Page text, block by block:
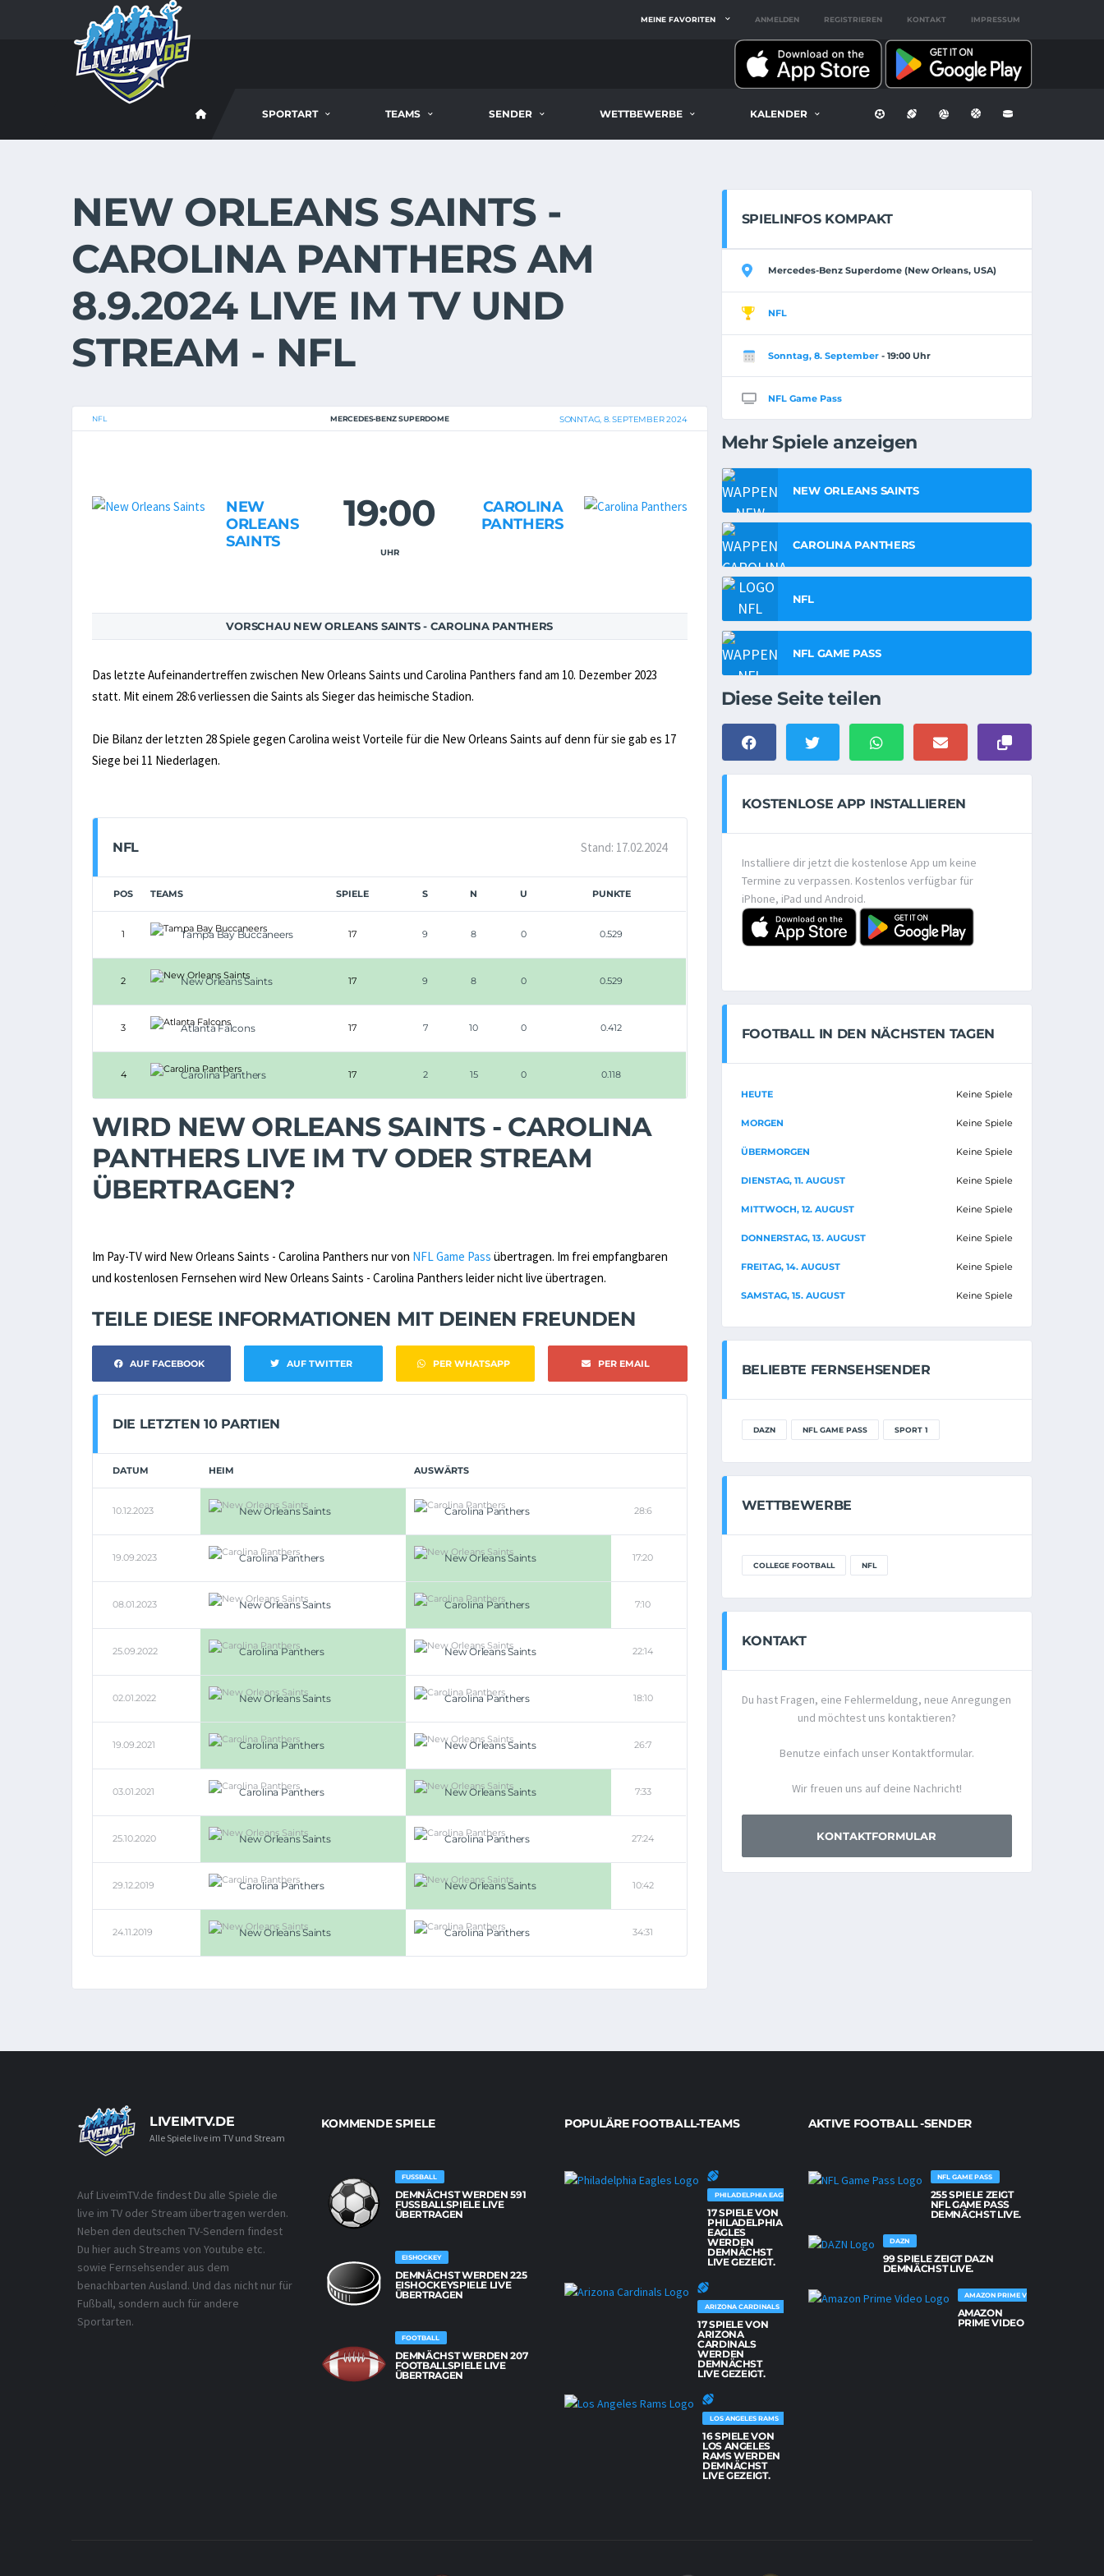
MEINE FAVORITEN ANMELDEN REGISTRIEREN KONTAKT IMPRESSUM
SPORTART TEAMS SENDER WETTBEWERBE KALENDER
NEW ORLEANS SAINTS -
CAROLINA PANTHERS AM
8.9.2024 LIVE IM TV UND
STREAM - NFL
NFL MERCEDES-BENZ SUPERDOME SONNTAG, 8. SEPTEMBER 2024
NEW
ORLEANS
SAINTS
19:00
UHR
CAROLINA
PANTHERS
VORSCHAU NEW ORLEANS SAINTS - CAROLINA PANTHERS
Das letzte Aufeinandertreffen zwischen New Orleans Saints und Carolina Panthers fand am 10. Dezember 2023
statt. Mit einem 28:6 verliessen die Saints als Sieger das heimische Stadion.
Die Bilanz der letzten 28 Spiele gegen Carolina weist Vorteile für die New Orleans Saints auf denn für sie gab es 17
Siege bei 11 Niederlagen.
NFL Stand: 17.02.2024
POS TEAMS SPIELE S N U PUNKTE
1 Tampa Bay Buccaneers 17 9 8 0 0.529
2 New Orleans Saints 17 9 8 0 0.529
3 Atlanta Falcons 17 7 10 0 0.412
4 Carolina Panthers 17 2 15 0 0.118
WIRD NEW ORLEANS SAINTS - CAROLINA
PANTHERS LIVE IM TV ODER STREAM
ÜBERTRAGEN?
Im Pay-TV wird New Orleans Saints - Carolina Panthers nur von NFL Game Pass übertragen. Im frei empfangbaren
und kostenlosen Fernsehen wird New Orleans Saints - Carolina Panthers leider nicht live übertragen.
TEILE DIESE INFORMATIONEN MIT DEINEN FREUNDEN
AUF FACEBOOK AUF TWITTER PER WHATSAPP PER EMAIL
DIE LETZTEN 10 PARTIEN
DATUM HEIM AUSWÄRTS
10.12.2023 New Orleans Saints Carolina Panthers 28:6
19.09.2023 Carolina Panthers New Orleans Saints 17:20
08.01.2023 New Orleans Saints Carolina Panthers 7:10
25.09.2022 Carolina Panthers New Orleans Saints 22:14
02.01.2022 New Orleans Saints Carolina Panthers 18:10
19.09.2021 Carolina Panthers New Orleans Saints 26:7
03.01.2021 Carolina Panthers New Orleans Saints 7:33
25.10.2020 New Orleans Saints Carolina Panthers 27:24
29.12.2019 Carolina Panthers New Orleans Saints 10:42
24.11.2019 New Orleans Saints Carolina Panthers 34:31
SPIELINFOS KOMPAKT
Mercedes-Benz Superdome (New Orleans, USA)
NFL
Sonntag, 8. September- 19:00 Uhr
NFL Game Pass
Mehr Spiele anzeigen
NEW ORLEANS SAINTS
CAROLINA PANTHERS
NFL
NFL GAME PASS
Diese Seite teilen
KOSTENLOSE APP INSTALLIEREN
Installiere dir jetzt die kostenlose App um keine
Termine zu verpassen. Kostenlos verfügbar für
iPhone, iPad und Android.
FOOTBALL IN DEN NÄCHSTEN TAGEN
HEUTE Keine Spiele
MORGEN Keine Spiele
ÜBERMORGEN Keine Spiele
DIENSTAG, 11. AUGUST Keine Spiele
MITTWOCH, 12. AUGUST Keine Spiele
DONNERSTAG, 13. AUGUST Keine Spiele
FREITAG, 14. AUGUST Keine Spiele
SAMSTAG, 15. AUGUST Keine Spiele
BELIEBTE FERNSEHSENDER
DAZN NFL GAME PASS SPORT 1
WETTBEWERBE
COLLEGE FOOTBALL NFL
KONTAKT
Du hast Fragen, eine Fehlermeldung, neue Anregungen
und möchtest uns kontaktieren?
Benutze einfach unser Kontaktformular.
Wir freuen uns auf deine Nachricht!
KONTAKTFORMULAR
LIVEIMTV.DE
Alle Spiele live im TV und Stream
Auf LiveimTV.de findest Du alle Spiele die
live im TV oder Stream übertragen werden.
Neben den deutschen TV-Sendern findest
Du hier auch Streams von Youtube etc.
sowie Fernsehsender aus dem
benachbarten Ausland. Und das nicht nur für
Fußball, sondern auch für andere
Sportarten.
KOMMENDE SPIELE
FUSSBALL
DEMNÄCHST WERDEN 591
FUSSBALLSPIELE LIVE Ü
BERTRAGEN
EISHOCKEY
DEMNÄCHST WERDEN 225
EISHOCKEYSPIELE LIVE
ÜBERTRAGEN
FOOTBALL
DEMNÄCHST WERDEN 207
FOOTBALLSPIELE LIVE
ÜBERTRAGEN
POPULÄRE FOOTBALL-TEAMS
PHILADELPHIA EAGLES
17 SPIELE VON
PHILADELPHIA
EAGLES
WERDEN
DEMNÄCHST
LIVE GEZEIGT.
ARIZONA CARDINALS
17 SPIELE VON
ARIZONA
CARDINALS
WERDEN
DEMNÄCHST
LIVE GEZEIGT.
LOS ANGELES RAMS
16 SPIELE VON
LOS ANGELES
RAMS WERDEN
DEMNÄCHST
LIVE GEZEIGT.
AKTIVE FOOTBALL -SENDER
NFL GAME PASS
255 SPIELE ZEIGT
NFL GAME PASS
DEMNÄCHST LIVE.
DAZN
99 SPIELE ZEIGT DAZN
DEMNÄCHST LIVE.
AMAZON PRIME VIDEO
AMAZON
PRIME VIDEO